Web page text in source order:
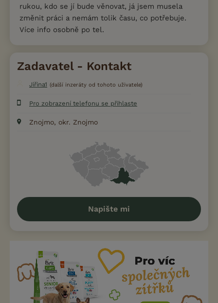
rukou, kdo se jí bude věnovat, já jsem musela
změnit práci a nemám tolik času, co potřebuje.
Více info osobně po tel.
Zadavatel - Kontakt
Jiřina1 (další inzeráty od tohoto uživatele)
Pro zobrazení telefonu se přihlaste
Znojmo, okr. Znojmo
Napište mi